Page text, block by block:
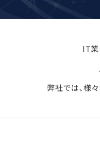
IT業
弊社では、様